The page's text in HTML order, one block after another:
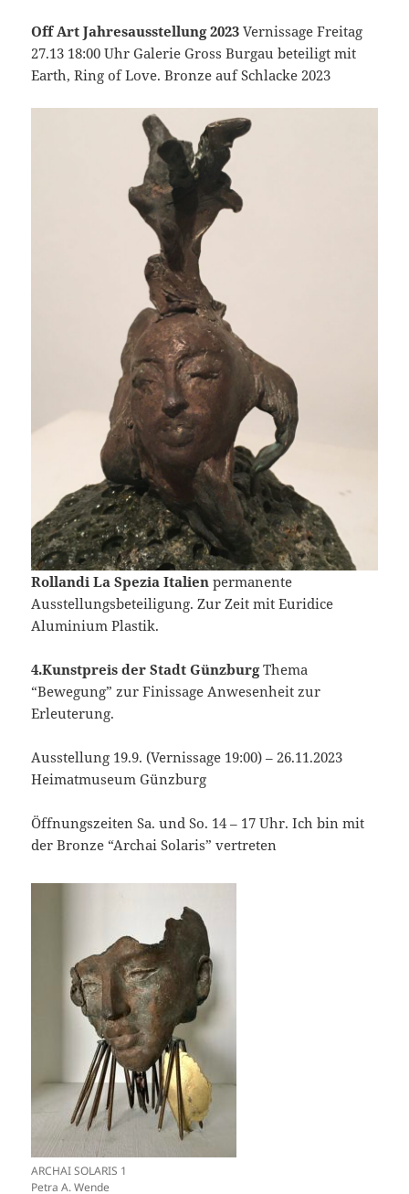
Off Art Jahresausstellung 2023Vernissage Freitag
27.13 18:00 Uhr Galerie Gross Burgau beteiligt mit
Earth, Ring of Love. Bronze auf Schlacke 2023
Rollandi La Spezia Italienpermanente
Ausstellungsbeteiligung. Zur Zeit mit Euridice
Aluminium Plastik.
4.Kunstpreis der Stadt GünzburgThema
“Bewegung” zur Finissage Anwesenheit zur
Erleuterung.
Ausstellung 19.9. (Vernissage 19:00) – 26.11.2023
Heimatmuseum Günzburg
Öffnungszeiten Sa. und So. 14 – 17 Uhr. Ich bin mit
der Bronze “Archai Solaris” vertreten
ARCHAI SOLARIS 1
Petra A. Wende